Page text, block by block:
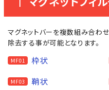
マグネットバーを複数組み合わ
除去する事が可能となります。
MF01 枠状
MF03 鞘状